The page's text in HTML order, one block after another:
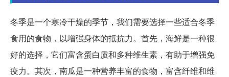
冬季是一个寒冷干燥的季节，我们需要选择一些适合冬季
食用的食物，以增强身体的抵抗力。首先，海鲜是一种很
好的选择，它们富含蛋白质和多种维生素，有助于增强免
疫力。其次，南瓜是一种营养丰富的食物，富含纤维和维